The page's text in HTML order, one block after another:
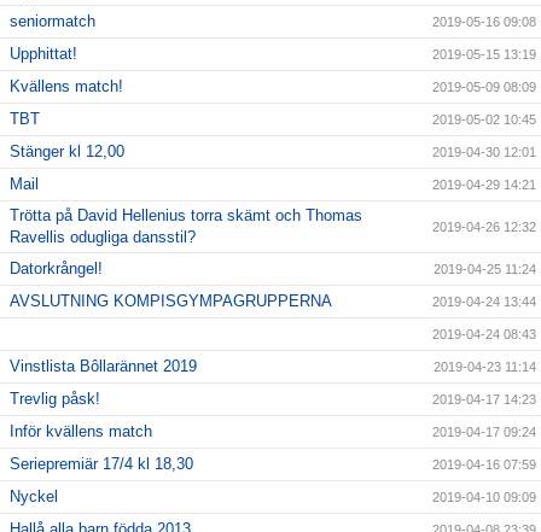
seniormatch 2019-05-16 09:08
Upphittat! 2019-05-15 13:19
Kvällens match! 2019-05-09 08:09
TBT 2019-05-02 10:45
Stänger kl 12,00 2019-04-30 12:01
Mail 2019-04-29 14:21
Trötta på David Hellenius torra skämt och Thomas
Ravellis odugliga dansstil?
2019-04-26 12:32
Datorkrångel! 2019-04-25 11:24
AVSLUTNING KOMPISGYMPAGRUPPERNA 2019-04-24 13:44
2019-04-24 08:43
Vinstlista Bôllarännet 2019 2019-04-23 11:14
Trevlig påsk! 2019-04-17 14:23
Inför kvällens match 2019-04-17 09:24
Seriepremiär 17/4 kl 18,30 2019-04-16 07:59
Nyckel 2019-04-10 09:09